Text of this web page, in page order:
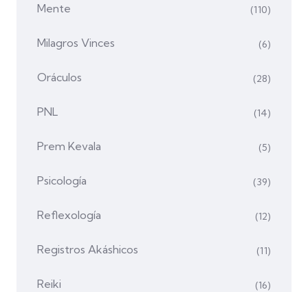
Mente (110)
Milagros Vinces (6)
Oráculos (28)
PNL (14)
Prem Kevala (5)
Psicología (39)
Reflexología (12)
Registros Akáshicos (11)
Reiki (16)